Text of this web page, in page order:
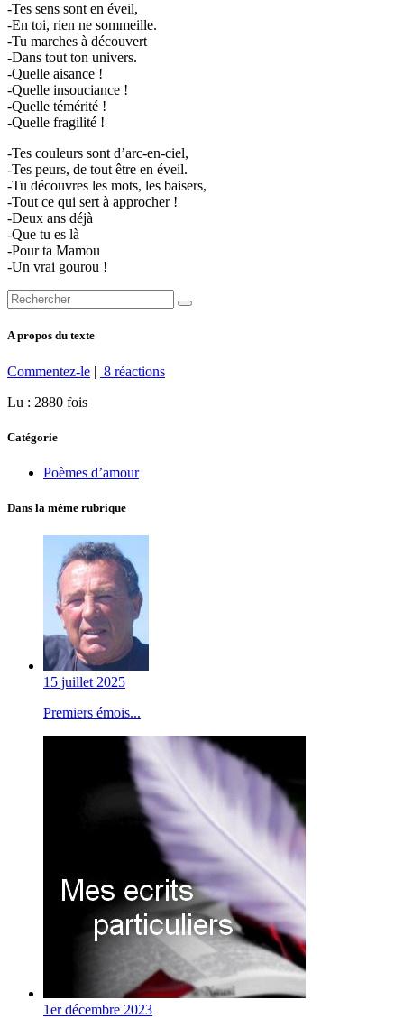
-Tes sens sont en éveil,
-En toi, rien ne sommeille.
-Tu marches à découvert
-Dans tout ton univers.
-Quelle aisance !
-Quelle insouciance !
-Quelle témérité !
-Quelle fragilité !
-Tes couleurs sont d’arc-en-ciel,
-Tes peurs, de tout être en éveil.
-Tu découvres les mots, les baisers,
-Tout ce qui sert à approcher !
-Deux ans déjà
-Que tu es là
-Pour ta Mamou
-Un vrai gourou !
A propos du texte
Commentez-le | 8 réactions
Lu : 2880 fois
Catégorie
Poèmes d’amour
Dans la même rubrique
15 juillet 2025
Premiers émois...
1er décembre 2023